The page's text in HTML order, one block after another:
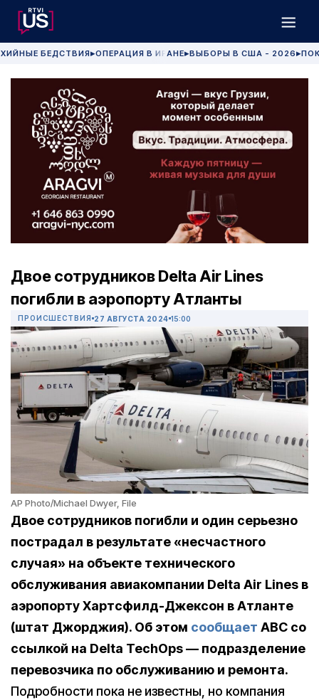
БЕДСТВИЯ▶ОПЕРАЦИЯ В ИРАНЕ▶ВЫБОРЫ В США - 2026 ▶
Двое сотрудников Delta Air Lines
погибли в аэропорту Атланты
ПРОИСШЕСТВИЯ 27 АВГУСТА 2024 15:00
AP Photo/Michael Dwyer, File
Двое сотрудников погибли и один серьезно
пострадал в результате «несчастного
случая» на объекте технического
обслуживания авиакомпании Delta Air Lines в
аэропорту Хартсфилд-Джексон в Атланте
(штат Джорджия). Об этом сообщает ABC со
ссылкой на Delta TechOps — подразделение
перевозчика по обслуживанию и ремонта.
Подробности пока не известны, но компания